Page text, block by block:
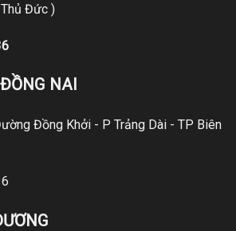
Đức )
NAI
Đồng Khởi - P Trảng Dài - TP Biên